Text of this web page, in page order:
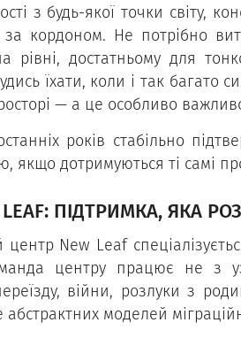
з будь-якої точки світу,
за кордоном. Не потрібно
рівні, достатньому для
їхати, коли і так
— а це особливо
років стабільно
якщо дотримуються ті самі
ПІДТРИМКА, ЯКА
центр New Leaf
центру працює не з
війни, розлуки з
абстрактних моделей